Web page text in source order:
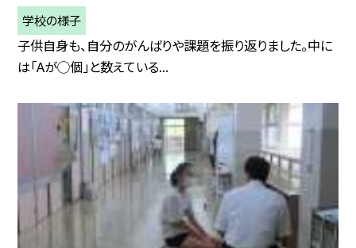
学校の様子
子供自身も、自分のがんばりや課題を振り返りました。中に
は「Aが◯個」と数えている...